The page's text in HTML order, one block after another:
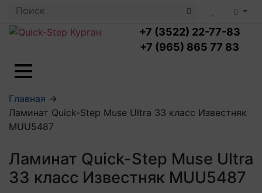
+7 (3522) 22-77-83
+7 (965) 865 77 83
Ламинат с укладкой
Ламинат 32 класс
Ламинат 33 класс
Посмотреть все категории
LOC FLOOR PLUS
LOC FLOOR FANCY
Посмотреть все категории
Клеевая кварцвиниловая плитка
Виниловый ламинат
Кварцвинил SPC OASIS
Плинтус
Профили для ступеней
Аксессуары для стеновых панелей
Главная →
Ламинат Quick-Step Muse Ultra 33 класс Известняк
MUU5487
Ламинат Quick-Step Muse Ultra
33 класс Известняк MUU5487